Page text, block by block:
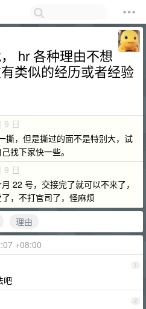
hr 各种理由不想
类似的经历或者经验
9 日
撕，但是撕过的面不是特别大，试
找下家快一些。
9 日
22 号，交接完了就可以不来了，
，不打官司了，怪麻烦
理由
+08:00
1
吧
2